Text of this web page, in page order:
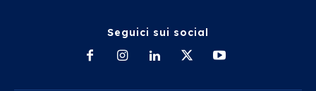
Seguici sui social